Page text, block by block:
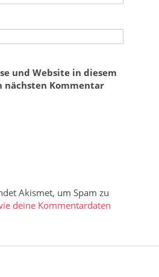
und Website in diesem
nächsten Kommentar
Akismet, um Spam zu
deine Kommentardaten